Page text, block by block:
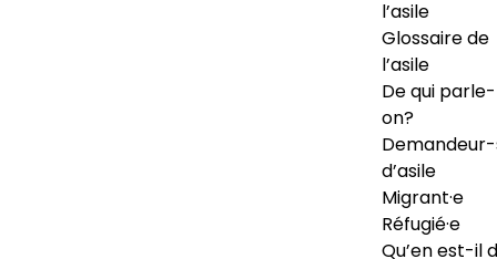
l’asile
Glossaire de
l’asile
De qui
on?
d’asile
Migrant·e
Réfugié·e
Qu’en est-il